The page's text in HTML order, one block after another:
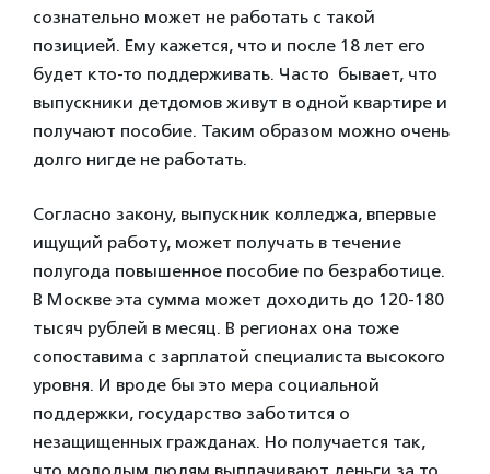
сознательно может не работать с такой
позицией. Ему кажется, что и после 18 лет его
будет кто-то поддерживать. Часто бывает, что
выпускники детдомов живут в одной квартире и
получают пособие. Таким образом можно очень
долго нигде не работать.
Согласно закону, выпускник колледжа, впервые
ищущий работу, может получать в течение
полугода повышенное пособие по безработице.
В Москве эта сумма может доходить до 120-180
тысяч рублей в месяц. В регионах она тоже
сопоставима с зарплатой специалиста высокого
уровня. И вроде бы это мера социальной
поддержки, государство заботится о
незащищенных гражданах. Но получается так,
что молодым людям выплачивают деньги за то,